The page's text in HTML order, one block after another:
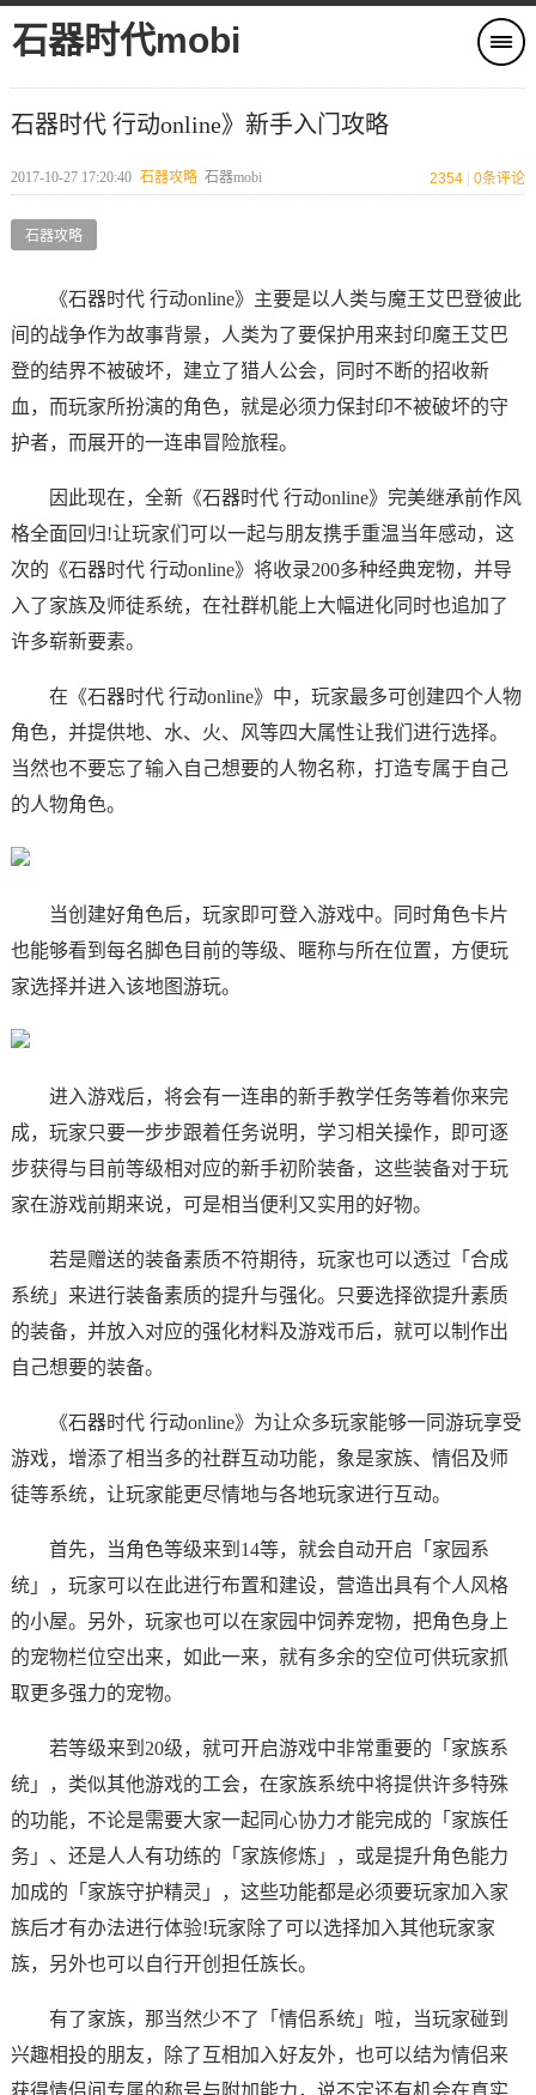
石器时代mobi
石器时代 行动online》新手入门攻略
2017-10-27 17:20:40 石器攻略 石器mobi 2354 0条评论
石器攻略
《石器时代 行动online》主要是以人类与魔王艾巴登彼此
间的战争作为故事背景，人类为了要保护用来封印魔王艾巴
登的结界不被破坏，建立了猎人公会，同时不断的招收新
血，而玩家所扮演的角色，就是必须力保封印不被破坏的守
护者，而展开的一连串冒险旅程。
因此现在，全新《石器时代 行动online》完美继承前作风
格全面回归!让玩家们可以一起与朋友携手重温当年感动，这
次的《石器时代 行动online》将收录200多种经典宠物，并导
入了家族及师徒系统，在社群机能上大幅进化同时也追加了
许多崭新要素。
在《石器时代 行动online》中，玩家最多可创建四个人物
角色，并提供地、水、火、风等四大属性让我们进行选择。
当然也不要忘了输入自己想要的人物名称，打造专属于自己
的人物角色。
当创建好角色后，玩家即可登入游戏中。同时角色卡片
也能够看到每名脚色目前的等级、暱称与所在位置，方便玩
家选择并进入该地图游玩。
进入游戏后，将会有一连串的新手教学任务等着你来完
成，玩家只要一步步跟着任务说明，学习相关操作，即可逐
步获得与目前等级相对应的新手初阶装备，这些装备对于玩
家在游戏前期来说，可是相当便利又实用的好物。
若是赠送的装备素质不符期待，玩家也可以透过「合成
系统」来进行装备素质的提升与强化。只要选择欲提升素质
的装备，并放入对应的强化材料及游戏币后，就可以制作出
自己想要的装备。
《石器时代 行动online》为让众多玩家能够一同游玩享受
游戏，增添了相当多的社群互动功能，象是家族、情侣及师
徒等系统，让玩家能更尽情地与各地玩家进行互动。
首先，当角色等级来到14等，就会自动开启「家园系
统」，玩家可以在此进行布置和建设，营造出具有个人风格
的小屋。另外，玩家也可以在家园中饲养宠物，把角色身上
的宠物栏位空出来，如此一来，就有多余的空位可供玩家抓
取更多强力的宠物。
若等级来到20级，就可开启游戏中非常重要的「家族系
统」，类似其他游戏的工会，在家族系统中将提供许多特殊
的功能，不论是需要大家一起同心协力才能完成的「家族任
务」、还是人人有功练的「家族修炼」，或是提升角色能力
加成的「家族守护精灵」，这些功能都是必须要玩家加入家
族后才有办法进行体验!玩家除了可以选择加入其他玩家家
族，另外也可以自行开创担任族长。
有了家族，那当然少不了「情侣系统」啦，当玩家碰到
兴趣相投的朋友，除了互相加入好友外，也可以结为情侣来
获得情侣间专属的称号与附加能力，说不定还有机会在真实